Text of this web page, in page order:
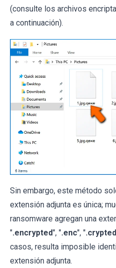
(consulte los archivos
a continuación).
Sin embargo, este método
extensión adjunta es única;
ransomware agregan una
".encrypted", ".enc", ".crypted
casos, resulta imposible
extensión adjunta.